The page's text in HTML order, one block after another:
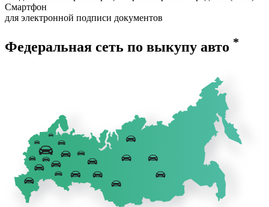
Смартфон
для электронной подписи документов
Федеральная сеть по выкупу авто *